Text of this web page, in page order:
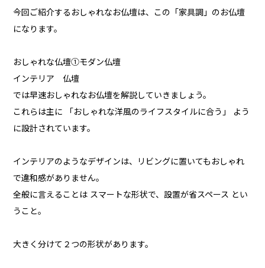
今回ご紹介するおしゃれなお仏壇は、この「家具調」のお仏壇
になります。
おしゃれな仏壇①モダン仏壇
インテリア 仏壇
では早速おしゃれなお仏壇を解説していきましょう。
これらは主に 「おしゃれな洋風のライフスタイルに合う」 よう
に設計されています。
インテリアのようなデザインは、リビングに置いてもおしゃれ
で違和感がありません。
全般に言えることは スマートな形状で、設置が省スペース とい
うこと。
大きく分けて２つの形状があります。